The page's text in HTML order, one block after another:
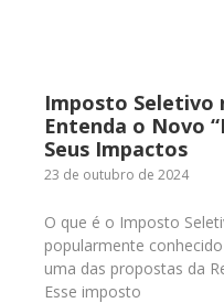
Imposto Seletivo
Entenda o Novo
Seus Impactos
23 de outubro de 2024
O que é o Imposto
popularmente
uma das propostas da
Esse imposto